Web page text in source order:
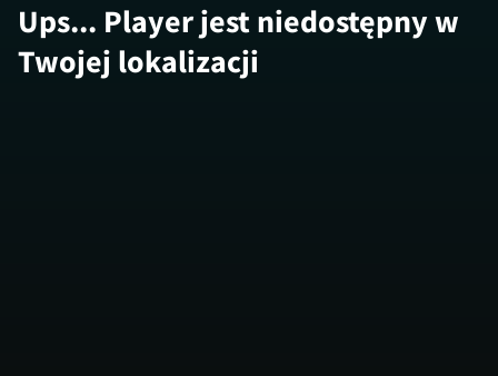
Ups... Player jest niedostępny w
Twojej lokalizacji